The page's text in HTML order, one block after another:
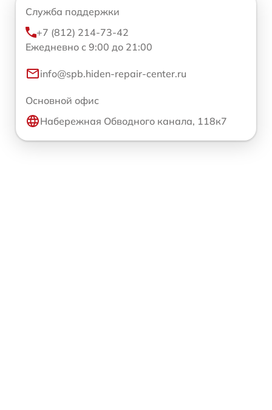
Служба поддержки
+7 (812) 214-73-42
Ежедневно с 9:00 до 21:00
info@spb.hiden-repair-center.ru
Основной офис
Набережная Обводного канала, 118к7